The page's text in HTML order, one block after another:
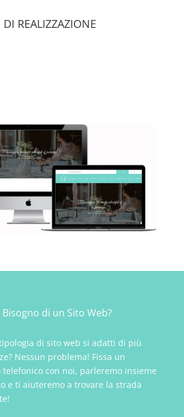
REALIZZAZIONE
Bisogno di un Sito Web?
di sito web si adatti di più
Nessun problema! Fissa un
con noi, parleremo insieme
e ti aiuteremo a trovare la strada